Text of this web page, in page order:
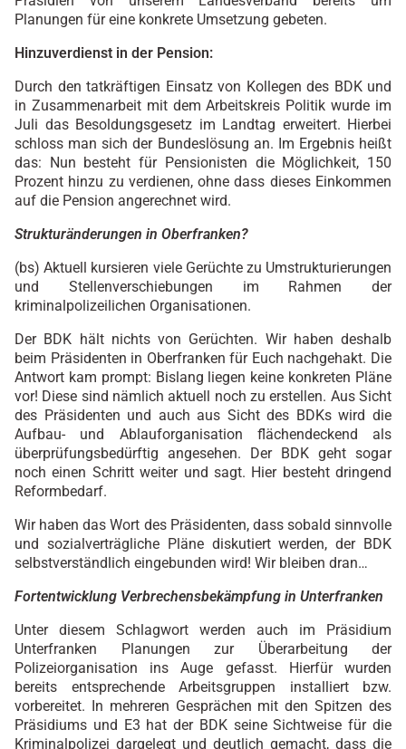
Planungen für eine konkrete Umsetzung gebeten.
Hinzuverdienst in der Pension:
Durch den tatkräftigen Einsatz von Kollegen des BDK und
in Zusammenarbeit mit dem Arbeitskreis Politik wurde im
Juli das Besoldungsgesetz im Landtag erweitert. Hierbei
schloss man sich der Bundeslösung an. Im Ergebnis heißt
das: Nun besteht für Pensionisten die Möglichkeit, 150
Prozent hinzu zu verdienen, ohne dass dieses Einkommen
auf die Pension angerechnet wird.
Strukturänderungen in Oberfranken?
(bs) Aktuell kursieren viele Gerüchte zu Umstrukturierungen
und Stellenverschiebungen im Rahmen der
kriminalpolizeilichen Organisationen.
Der BDK hält nichts von Gerüchten. Wir haben deshalb
beim Präsidenten in Oberfranken für Euch nachgehakt. Die
Antwort kam prompt: Bislang liegen keine konkreten Pläne
vor! Diese sind nämlich aktuell noch zu erstellen. Aus Sicht
des Präsidenten und auch aus Sicht des BDKs wird die
Aufbau- und Ablauforganisation flächendeckend als
überprüfungsbedürftig angesehen. Der BDK geht sogar
noch einen Schritt weiter und sagt. Hier besteht dringend
Reformbedarf.
Wir haben das Wort des Präsidenten, dass sobald sinnvolle
und sozialverträgliche Pläne diskutiert werden, der BDK
selbstverständlich eingebunden wird! Wir bleiben dran…
Fortentwicklung Verbrechensbekämpfung in Unterfranken
Unter diesem Schlagwort werden auch im Präsidium
Unterfranken Planungen zur Überarbeitung der
Polizeiorganisation ins Auge gefasst. Hierfür wurden
bereits entsprechende Arbeitsgruppen installiert bzw.
vorbereitet. In mehreren Gesprächen mit den Spitzen des
Präsidiums und E3 hat der BDK seine Sichtweise für die
Kriminalpolizei dargelegt und deutlich gemacht, dass die